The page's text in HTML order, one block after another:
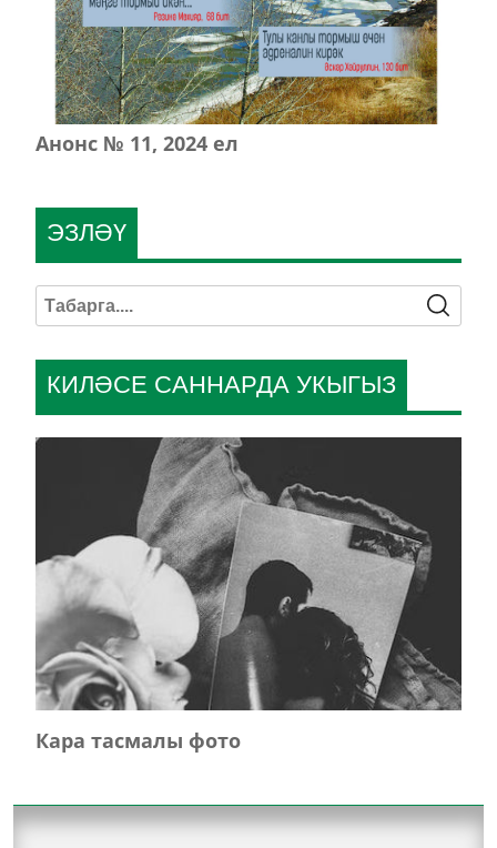
Анонс № 11, 2024 ел
КИЛӘСЕ САННАРДА УКЫГЫЗ
Кара тасмалы фото
ЭЗЛӘҮ